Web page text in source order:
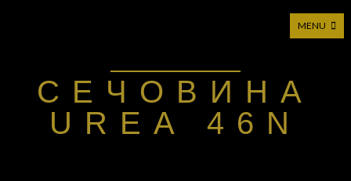
MENU
СЕЧОВИНА
UREA 46N